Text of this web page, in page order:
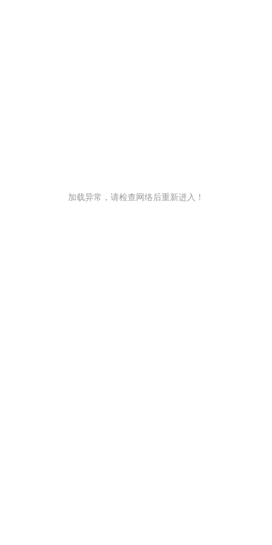
加载异常，请检查网络后重新进入！